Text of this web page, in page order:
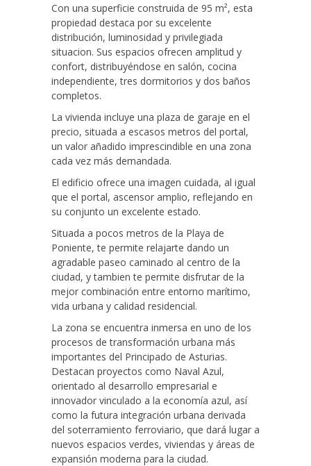
Con una superficie construida de 95 m², esta
propiedad destaca por su excelente
distribución, luminosidad y privilegiada
situacion. Sus espacios ofrecen amplitud y
confort, distribuyéndose en salón, cocina
independiente, tres dormitorios y dos baños
completos.
La vivienda incluye una plaza de garaje en el
precio, situada a escasos metros del portal,
un valor añadido imprescindible en una zona
cada vez más demandada.
El edificio ofrece una imagen cuidada, al igual
que el portal, ascensor amplio, reflejando en
su conjunto un excelente estado.
Situada a pocos metros de la Playa de
Poniente, te permite relajarte dando un
agradable paseo caminado al centro de la
ciudad, y tambien te permite disfrutar de la
mejor combinación entre entorno marítimo,
vida urbana y calidad residencial.
La zona se encuentra inmersa en uno de los
procesos de transformación urbana más
importantes del Principado de Asturias.
Destacan proyectos como Naval Azul,
orientado al desarrollo empresarial e
innovador vinculado a la economía azul, así
como la futura integración urbana derivada
del soterramiento ferroviario, que dará lugar a
nuevos espacios verdes, viviendas y áreas de
expansión moderna para la ciudad.